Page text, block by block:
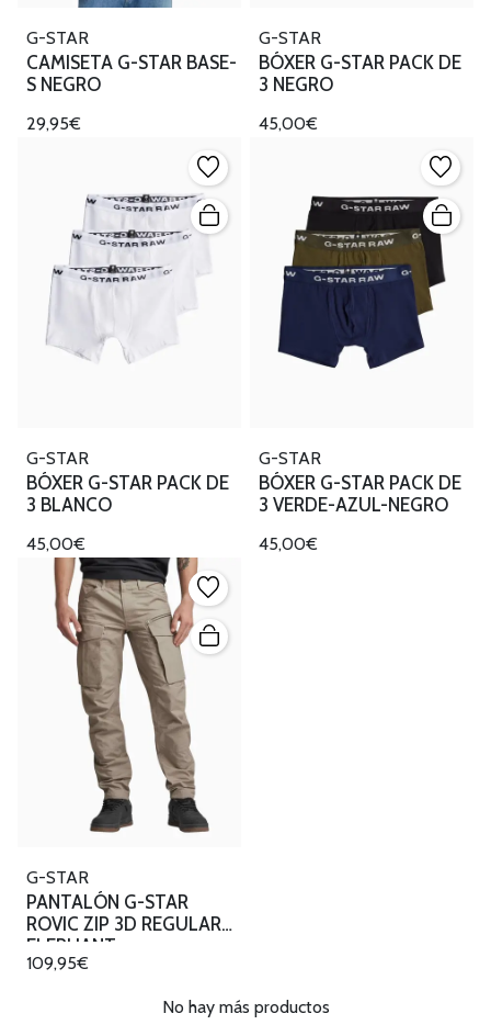
G-STAR
CAMISETA G-STAR BASE-
S NEGRO
29,95€
G-STAR
BÓXER G-STAR PACK DE
3 NEGRO
45,00€
G-STAR
BÓXER G-STAR PACK DE
3 BLANCO
45,00€
G-STAR
BÓXER G-STAR PACK DE
3 VERDE-AZUL-NEGRO
45,00€
G-STAR
PANTALÓN G-STAR
ROVIC ZIP 3D REGULAR
ELEPHANT
109,95€
No hay más productos